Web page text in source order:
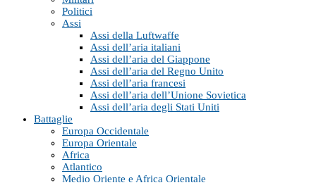
Politici
Assi
Assi della Luftwaffe
Assi dell’aria italiani
Assi dell’aria del Giappone
Assi dell’aria del Regno Unito
Assi dell’aria francesi
Assi dell’aria dell’Unione Sovietica
Assi dell’aria degli Stati Uniti
Battaglie
Europa Occidentale
Europa Orientale
Africa
Atlantico
Medio Oriente e Africa Orientale